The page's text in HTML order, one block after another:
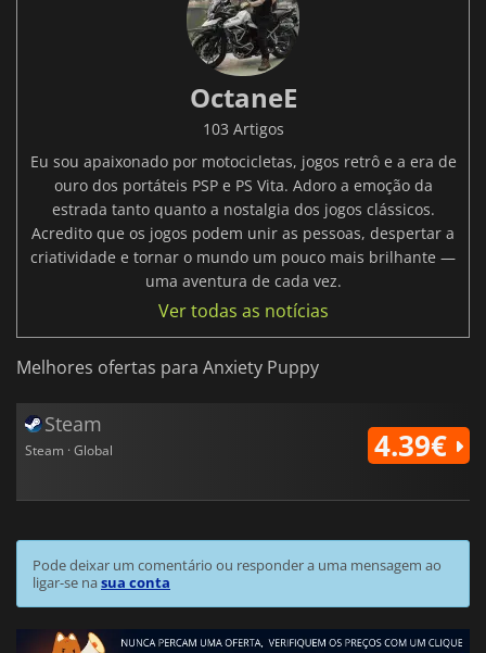
OctaneE
103 Artigos
Eu sou apaixonado por motocicletas, jogos retrô e a era de
ouro dos portáteis PSP e PS Vita. Adoro a emoção da
estrada tanto quanto a nostalgia dos jogos clássicos.
Acredito que os jogos podem unir as pessoas, despertar a
criatividade e tornar o mundo um pouco mais brilhante —
uma aventura de cada vez.
Ver todas as notícias
Melhores ofertas para Anxiety Puppy
Steam
Steam · Global 4.39€
Pode deixar um comentário ou responder a uma mensagem ao
ligar-se nasua conta